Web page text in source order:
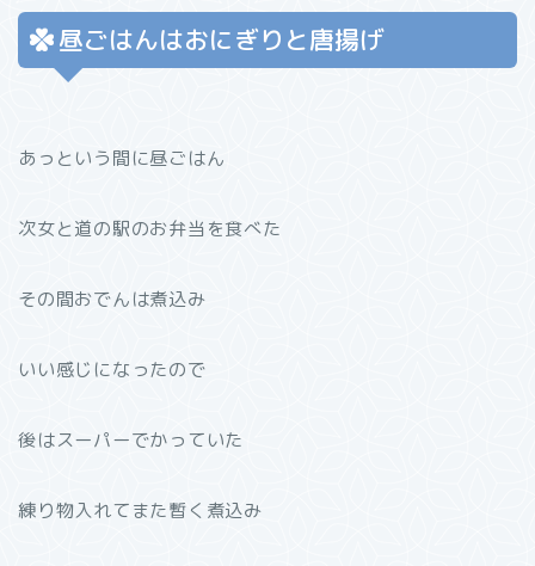
昼ごはんはおにぎりと唐揚げ
あっという間に昼ごはん
次女と道の駅のお弁当を食べた
その間おでんは煮込み
いい感じになったので
後はスーパーでかっていた
練り物入れてまた暫く煮込み